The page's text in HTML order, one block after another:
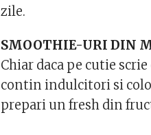
zile.
SMOOTHIE-URI DIN
Chiar daca pe cutie
contin indulcitori si
prepari un fresh din